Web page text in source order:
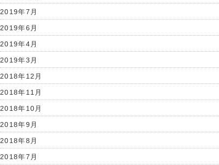
2019年7月
2019年6月
2019年4月
2019年3月
2018年12月
2018年11月
2018年10月
2018年9月
2018年8月
2018年7月